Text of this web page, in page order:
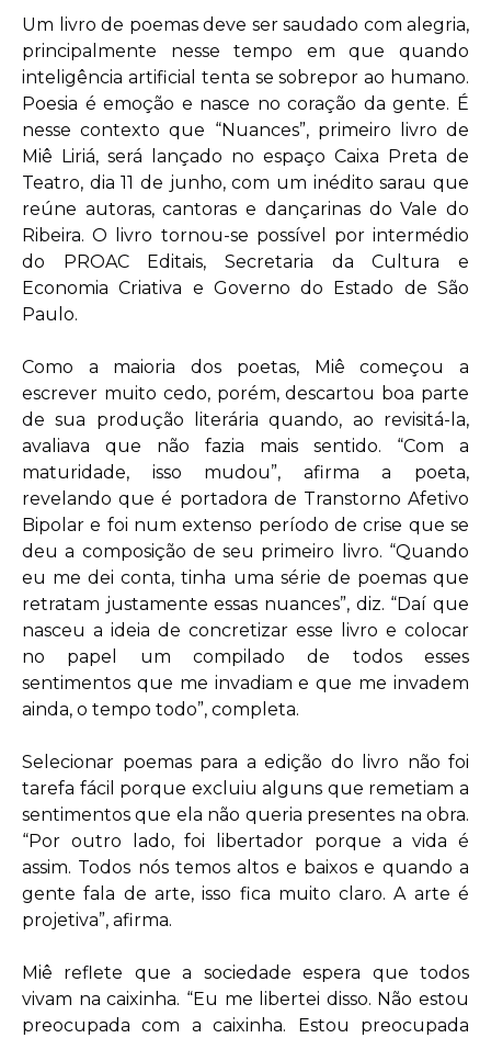
Um livro de poemas deve ser saudado com alegria,
principalmente nesse tempo em que quando
inteligência artificial tenta se sobrepor ao humano.
Poesia é emoção e nasce no coração da gente. É
nesse contexto que “Nuances”, primeiro livro de
Miê Liriá, será lançado no espaço Caixa Preta de
Teatro, dia 11 de junho, com um inédito sarau que
reúne autoras, cantoras e dançarinas do Vale do
Ribeira. O livro tornou-se possível por intermédio
do PROAC Editais, Secretaria da Cultura e
Economia Criativa e Governo do Estado de São
Paulo.
Como a maioria dos poetas, Miê começou a
escrever muito cedo, porém, descartou boa parte
de sua produção literária quando, ao revisitá-la,
avaliava que não fazia mais sentido. “Com a
maturidade, isso mudou”, afirma a poeta,
revelando que é portadora de Transtorno Afetivo
Bipolar e foi num extenso período de crise que se
deu a composição de seu primeiro livro. “Quando
eu me dei conta, tinha uma série de poemas que
retratam justamente essas nuances”, diz. “Daí que
nasceu a ideia de concretizar esse livro e colocar
no papel um compilado de todos esses
sentimentos que me invadiam e que me invadem
ainda, o tempo todo”, completa.
Selecionar poemas para a edição do livro não foi
tarefa fácil porque excluiu alguns que remetiam a
sentimentos que ela não queria presentes na obra.
“Por outro lado, foi libertador porque a vida é
assim. Todos nós temos altos e baixos e quando a
gente fala de arte, isso fica muito claro. A arte é
projetiva”, afirma.
Miê reflete que a sociedade espera que todos
vivam na caixinha. “Eu me libertei disso. Não estou
preocupada com a caixinha. Estou preocupada